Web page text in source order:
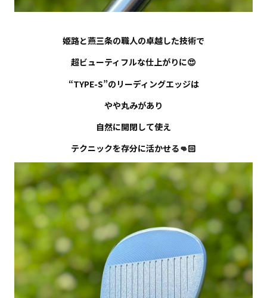
姫路と燕三条の職人の卓越した技術で
超ビューティフルな仕上がりに😍
“TYPE-S”のリーディングエッジは
やや丸みがあり
自然に開閉して使え
テクニックを存分に活かせる👊🏻